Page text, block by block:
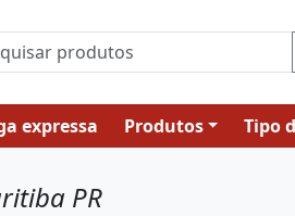
expressa Produtos Tipo
PR